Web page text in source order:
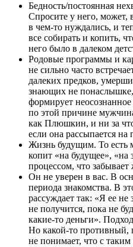
Бедность/постоянная
Спросите у него, может,
в чем-то нуждались, и
все собирать и копить,
него было в далеком
Родовые программы и
не сильно часто
далеких предков,
знающих не понаслышке,
формирует
по этой причине
как Плюшкин, и ни за
если она рассыпается на
Жизнь будущим. То есть
копит «на будущее», «на
процессом, что забывает
Он не уверен в вас. В
периода знакомства. В
рассуждает так: «Я ее
не получится, пока не
какие-то деньги».
Но какой-то противный,
не понимает, что с